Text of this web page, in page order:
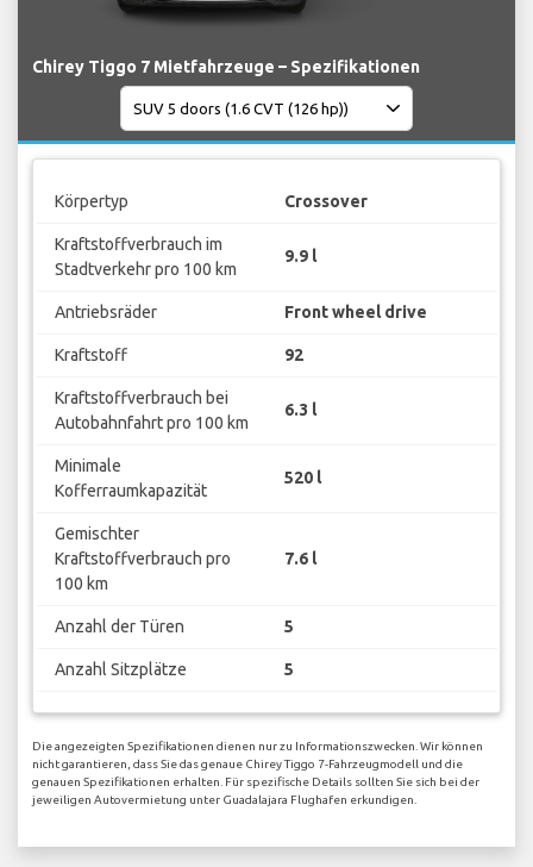
Chirey Tiggo 7 Mietfahrzeuge – Spezifikationen
Körpertyp Crossover
Kraftstoffverbrauch im
Stadtverkehr pro 100 km
9.9 l
Antriebsräder Front wheel drive
Kraftstoff 92
Kraftstoffverbrauch bei
Autobahnfahrt pro 100 km
6.3 l
Minimale
Kofferraumkapazität
520 l
Gemischter
Kraftstoffverbrauch pro
100 km
7.6 l
Anzahl der Türen 5
Anzahl Sitzplätze 5
Die angezeigten Spezifikationen dienen nur zu Informationszwecken. Wir können
nicht garantieren, dass Sie das genaue Chirey Tiggo 7-Fahrzeugmodell und die
genauen Spezifikationen erhalten. Für spezifische Details sollten Sie sich bei der
jeweiligen Autovermietung unter Guadalajara Flughafen erkundigen.